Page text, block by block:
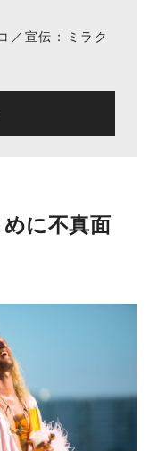
／宣伝：ミラク
に不真面